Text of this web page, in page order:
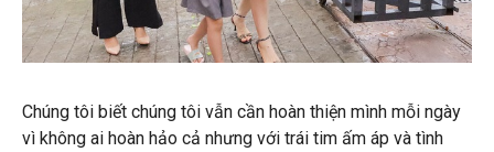
Chúng tôi biết chúng tôi vẫn cần hoàn thiện mình mỗi ngày
vì không ai hoàn hảo cả nhưng với trái tim ấm áp và tình